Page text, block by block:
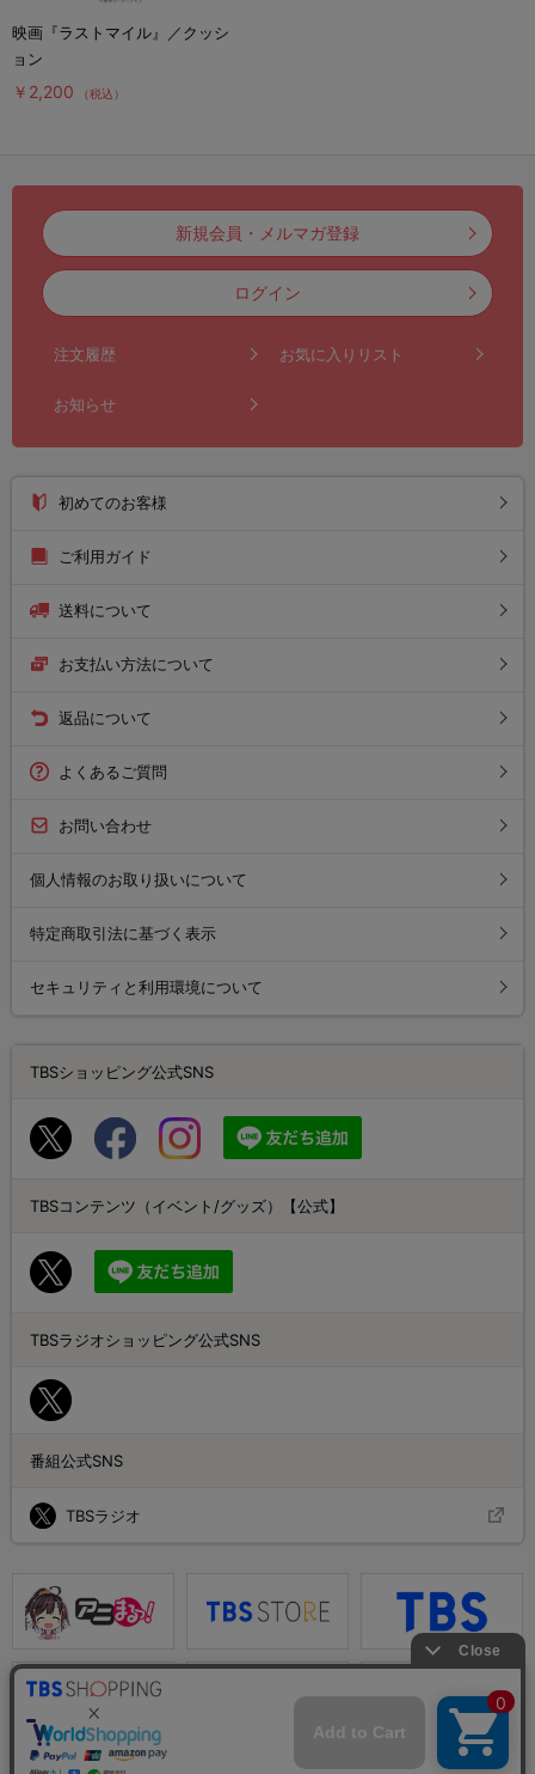
映画『ラストマイル』／クッシ
ョン
￥2,200 （税込）
新規会員・メルマガ登録
ログイン
注文履歴 お気に入りリスト
お知らせ
初めてのお客様
ご利用ガイド
送料について
お支払い方法について
返品について
よくあるご質問
お問い合わせ
個人情報のお取り扱いについて
特定商取引法に基づく表示
セキュリティと利用環境について
TBSショッピング公式SNS
TBSコンテンツ（イベント/グッズ）【公式】
TBSラジオショッピング公式SNS
番組公式SNS
TBSラジオ